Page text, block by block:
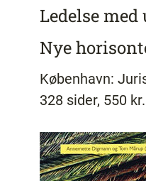
Ledelse
Nye
København:
328 sider, 550 kr.